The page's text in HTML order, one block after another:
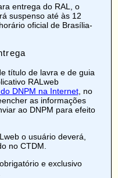
entrega do RAL, o
suspenso até às 12
oficial de Brasília-
título de lavra e de guia
RALweb
DNPM na Internet, no
as informações
ao DNPM para efeito
o usuário deverá,
no CTDM
e exclusivo